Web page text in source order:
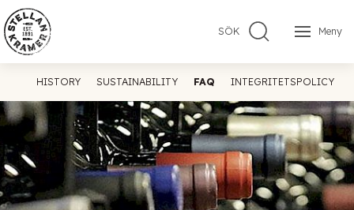
SÖK Meny
HISTORY SUSTAINABILITY FAQ INTEGRITETSPOLICY